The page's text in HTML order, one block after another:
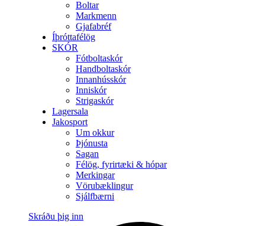
Boltar
Markmenn
Gjafabréf
Íþróttafélög
SKÓR
Fótboltaskór
Handboltaskór
Innanhússkór
Inniskór
Strigaskór
Lagersala
Jakosport
Um okkur
Þjónusta
Sagan
Félög, fyrirtæki & hópar
Merkingar
Vörubæklingur
Sjálfbærni
Skráðu þig inn